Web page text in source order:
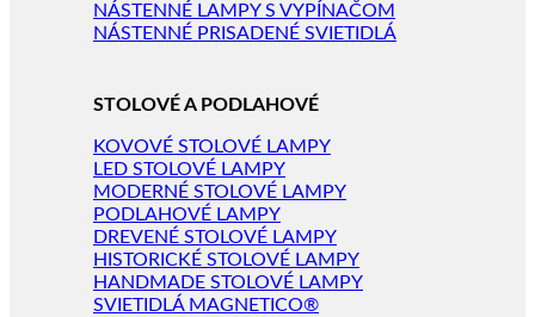
NÁSTENNÉ LAMPY S VYPÍNAČOM
NÁSTENNÉ PRISADENÉ SVIETIDLÁ
STOLOVÉ A PODLAHOVÉ
KOVOVÉ STOLOVÉ LAMPY
LED STOLOVÉ LAMPY
MODERNÉ STOLOVÉ LAMPY
PODLAHOVÉ LAMPY
DREVENÉ STOLOVÉ LAMPY
HISTORICKÉ STOLOVÉ LAMPY
HANDMADE STOLOVÉ LAMPY
SVIETIDLÁ MAGNETICO®